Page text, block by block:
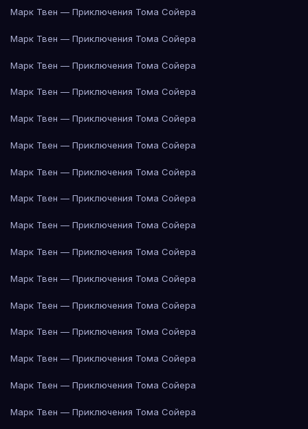
Марк Твен — Приключения Тома Сойера
Марк Твен — Приключения Тома Сойера
Марк Твен — Приключения Тома Сойера
Марк Твен — Приключения Тома Сойера
Марк Твен — Приключения Тома Сойера
Марк Твен — Приключения Тома Сойера
Марк Твен — Приключения Тома Сойера
Марк Твен — Приключения Тома Сойера
Марк Твен — Приключения Тома Сойера
Марк Твен — Приключения Тома Сойера
Марк Твен — Приключения Тома Сойера
Марк Твен — Приключения Тома Сойера
Марк Твен — Приключения Тома Сойера
Марк Твен — Приключения Тома Сойера
Марк Твен — Приключения Тома Сойера
Марк Твен — Приключения Тома Сойера